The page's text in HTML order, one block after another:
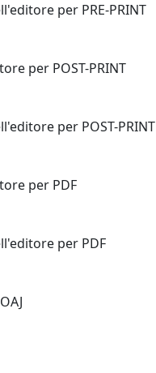
per PRE-PRINT
per POST-PRINT
per POST-PRINT
per PDF
per PDF